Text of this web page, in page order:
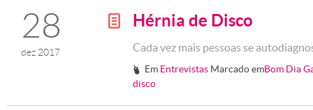
28
dez 2017
g Hérnia de Disco
Cada vez mais pessoas se
# Em Entrevistas Marcado emBom Dia
disco